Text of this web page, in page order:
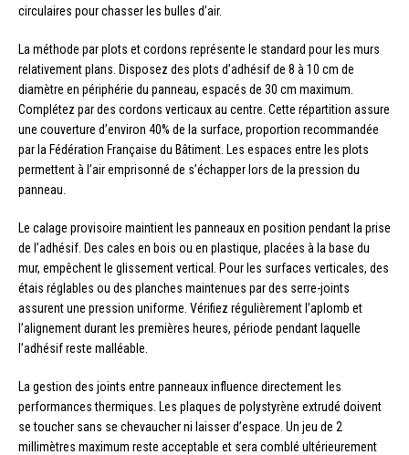
circulaires pour chasser les bulles d’air.
La méthode par plots et cordons représente le standard pour les murs
relativement plans. Disposez des plots d’adhésif de 8 à 10 cm de
diamètre en périphérie du panneau, espacés de 30 cm maximum.
Complétez par des cordons verticaux au centre. Cette répartition assure
une couverture d’environ 40% de la surface, proportion recommandée
par la Fédération Française du Bâtiment. Les espaces entre les plots
permettent à l’air emprisonné de s’échapper lors de la pression du
panneau.
Le calage provisoire maintient les panneaux en position pendant la prise
de l’adhésif. Des cales en bois ou en plastique, placées à la base du
mur, empêchent le glissement vertical. Pour les surfaces verticales, des
étais réglables ou des planches maintenues par des serre-joints
assurent une pression uniforme. Vérifiez régulièrement l’aplomb et
l’alignement durant les premières heures, période pendant laquelle
l’adhésif reste malléable.
La gestion des joints entre panneaux influence directement les
performances thermiques. Les plaques de polystyrène extrudé doivent
se toucher sans se chevaucher ni laisser d’espace. Un jeu de 2
millimètres maximum reste acceptable et sera comblé ultérieurement